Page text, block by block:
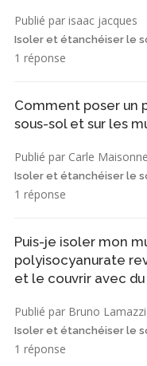
Publié par isaac jacques
Isoler et étanchéiser le
1 réponse
Comment poser un
sous-sol et sur les
Publié par Carle
Isoler et étanchéiser le
1 réponse
Puis-je isoler mon
polyisocyanurate
et le couvrir avec
Publié par Bruno Lamazzi
Isoler et étanchéiser le
1 réponse